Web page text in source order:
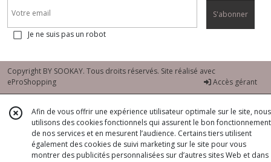
S'abonner
Je ne suis pas un robot
Copyright BY SOOKAY. Tous droits réservés. Site réalisé avec
eProShopping
Accès gérant
Afin de vous offrir une expérience utilisateur optimale sur le site, nous
utilisons des cookies fonctionnels qui assurent le bon fonctionnement
de nos services et en mesurent l’audience. Certains tiers utilisent
également des cookies de suivi marketing sur le site pour vous
montrer des publicités personnalisées sur d’autres sites Web et dans